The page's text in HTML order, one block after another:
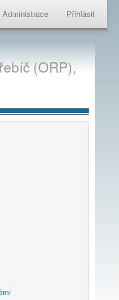
Administrace Přihlásit
(ORP),